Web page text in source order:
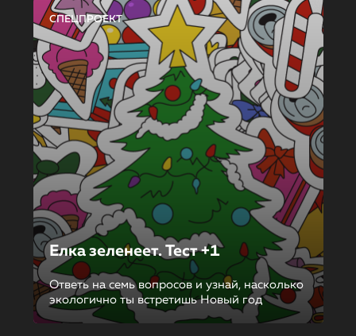
СПЕЦПРОЕКТ
Елка зеленеет. Тест +1
Ответь на семь вопросов и узнай, насколько
экологично ты встретишь Новый год